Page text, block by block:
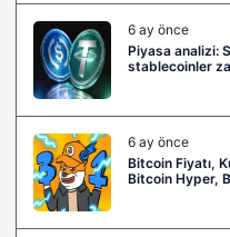
6 ay önce
Piyasa analizi:
stablecoinler
6 ay önce
Bitcoin Fiyatı,
Bitcoin Hyper,